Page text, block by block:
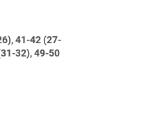
41-42 (27-
32), 49-50